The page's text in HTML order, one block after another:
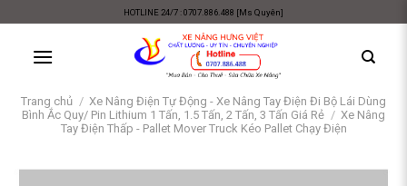
content
HOTLINE 24/7 : 0707.886.488 [Ms Quyên]
Trang chủ / Xe Nâng Điện Tự Động - Xe Nâng Tay Điện Đi Bộ Lái Dùng
Bình Ắc Quy/ Pin Lithium 1 Tấn, 1.5 Tấn, 2 Tấn, 3 Tấn Giá Rẻ / Xe Nâng
Tay Điện Thấp - Pallet Mover Truck Kéo Pallet Chạy Điện